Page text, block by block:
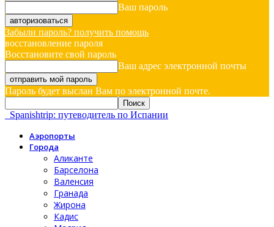
Ваш пароль
Забыли пароль? получить помощь
восстановление пароля
Восстановите свой пароль
Ваш адрес электронной почты
Пароль будет выслан Вам по электронной почте.
Spanishtrip: путеводитель по Испании
Аэропорты
Города
Аликанте
Барселона
Валенсия
Гранада
Жирона
Кадис